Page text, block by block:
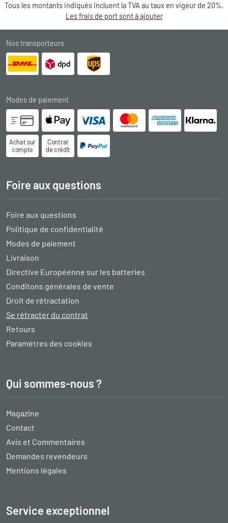
Tous les montants indiqués incluent la TVA au taux en vigeur de 20%.
Les frais de port sont à ajouter
Nos transporteurs
Modes de paiement
Achat sur
compte
Contrat
de crédit
Foire aux questions
Foire aux questions
Politique de confidentialité
Modes de paiement
Livraison
Directive Européenne sur les batteries
Conditons générales de vente
Droit de rétractation
Se rétracter du contrat
Retours
Paramètres des cookies
Qui sommes-nous ?
Magazine
Contact
Avis et Commentaires
Demandes revendeurs
Mentions légales
Service exceptionnel